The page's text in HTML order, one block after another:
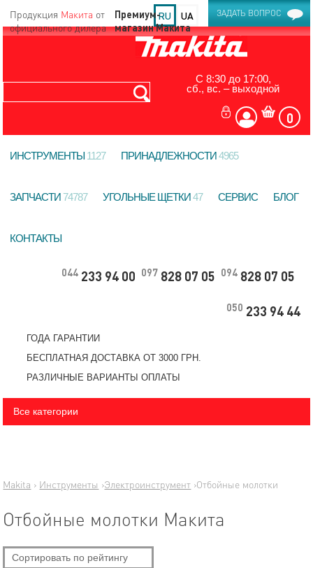
Продукция Макита от
официального дилера
ЗАДАТЬ ВОПРОС
RU UA
С 8:30 до 17:00,
сб., вс. – выходной
0
ИНСТРУМЕНТЫ 1127 ПРИНАДЛЕЖНОСТИ4965
ЗАПЧАСТИ74787 УГОЛЬНЫЕ ЩЕТКИ47 СЕРВИС БЛОГ
КОНТАКТЫ
044233 94 00 097828 07 05 094828 07 05
050 233 94 44
ГОДА ГАРАНТИИ
БЕСПЛАТНАЯ ДОСТАВКА ОТ 3000 ГРН.
РАЗЛИЧНЫЕ ВАРИАНТЫ ОПЛАТЫ
Все категории
Makita › Инструменты ›Электроинструмент ›Отбойные молотки
Отбойные молотки Макита
Сортировать по рейтингу